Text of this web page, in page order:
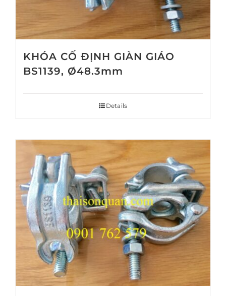
KHÓA CỐ ĐỊNH GIÀN GIÁO
BS1139, Ø48.3mm
Details